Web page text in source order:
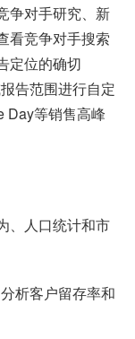
争对手研究、新
看竞争对手搜索
定位的确切
告范围进行自定
Day等销售高峰
、人口统计和市
析客户留存率和